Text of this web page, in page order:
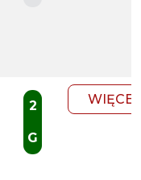
2
G
WIĘCEJ